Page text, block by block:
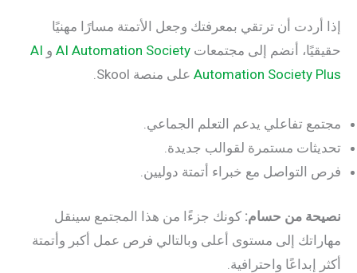
أن ترتقي بمعرفتك وجعل الأتمتة مسارًا مهنيًا
أنضم إلى مجتمعاتAI Automation SocietyوAI
Automation Societyعلى منصة Skool.
تفاعلي يدعم التعلم الجماعي.
مستمرة لقوالب جديدة.
مع خبراء أتمتة دوليين.
من حسام:كونك جزءًا من هذا المجتمع سينقل
إلى مستوى أعلى وبالتالي فرص عمل أكبر وأتمتة
واحترافية.